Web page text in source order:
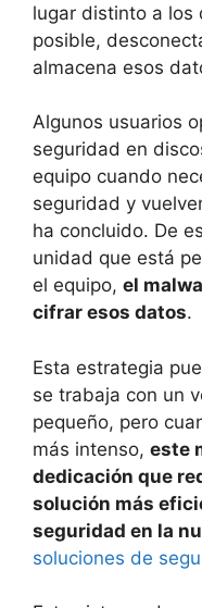
lugar distinto a los
posible,
almacena esos
Algunos usuarios
seguridad en
equipo cuando
seguridad y
ha concluido. De
unidad que está
el equipo, el
cifrar esos datos.
Esta estrategia
se trabaja con un
pequeño, pero
más intenso, este
dedicación que
solución más
seguridad en la
soluciones de